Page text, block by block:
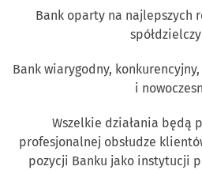
Bank oparty na najlepszych
Bank wiarygodny,
i
Wszelkie działania będą
profesjonalnej obsłudze
pozycji Banku jako instytucji